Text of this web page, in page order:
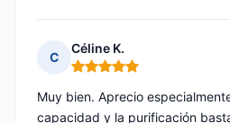
C
Céline K.
Nota: 5 de 5
Muy bien. Aprecio
capacidad y la purificación